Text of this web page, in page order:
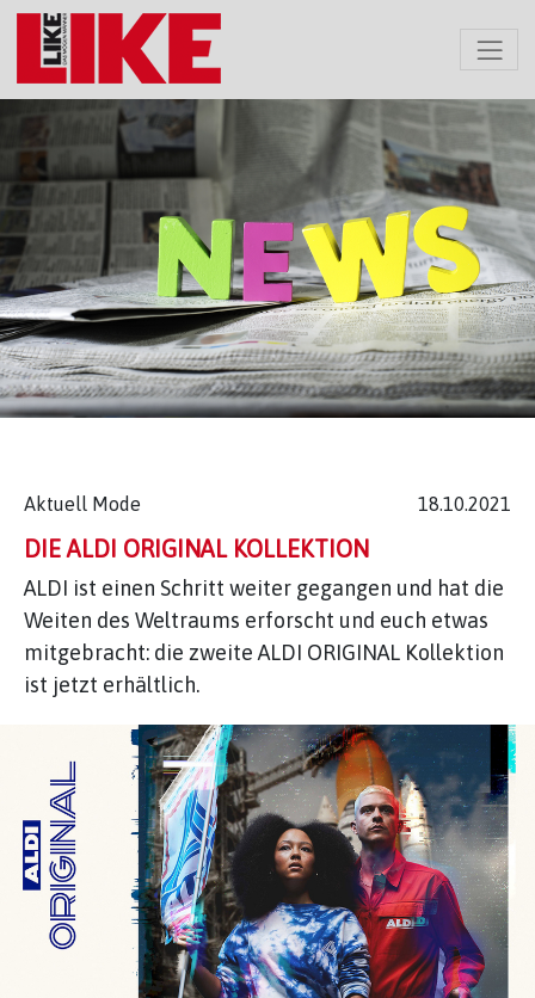
Aktuell Mode 18.10.2021
DIE ALDI ORIGINAL KOLLEKTION
ALDI ist einen Schritt weiter gegangen und hat die
Weiten des Weltraums erforscht und euch etwas
mitgebracht: die zweite ALDI ORIGINAL Kollektion
ist jetzt erhältlich.